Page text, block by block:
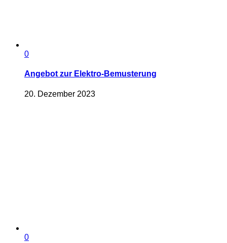
0
Angebot zur Elektro-Bemusterung
20. Dezember 2023
0